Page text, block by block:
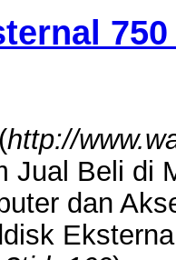
http://
Jual Beli di
dan